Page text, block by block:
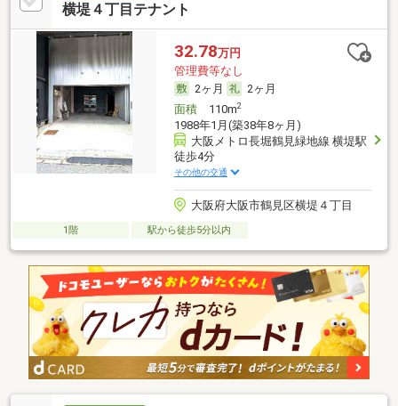
横堤４丁目テナント
32.78万円
管理費等なし
2ヶ月
2ヶ月
面積110m2
1988年1月(築38年8ヶ月)
大阪メトロ長堀鶴見緑地線 横堤駅
徒歩4分
その他の交通
大阪府大阪市鶴見区横堤４丁目
1階 駅から徒歩5分以内